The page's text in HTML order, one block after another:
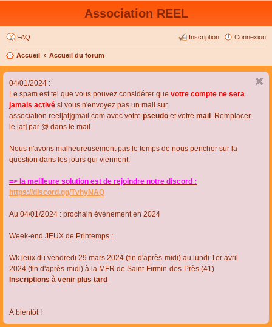
Association REEL
FAQ Connexion
Inscription
Accueil Accueil du forum
04/01/2024 :
Le spam est tel que vous pouvez considérer que votre compte ne sera
jamais activé si vous n'envoyez pas un mail sur
association.reel[at]gmail.com avec votre pseudo et votre mail . Remplacer
le [at] par @ dans le mail.
Nous n'avons malheureusement pas le temps de nous pencher sur la
question dans les jours qui viennent.
=> la meilleure solution est de rejoindre notre discord :
https://discord.gg/TvhyNAQ
Au 04/01/2024 : prochain évènement en 2024
Week-end JEUX de Printemps :
Wk jeux du vendredi 29 mars 2024 (fin d'après-midi) au lundi 1er avril
2024 (fin d'après-midi) à la MFR de Saint-Firmin-des-Près (41)
Inscriptions à venir plus tard
À bientôt !